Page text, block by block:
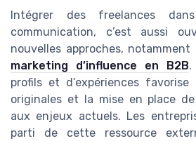
Intégrer des freelances
communication, c’est aussi
nouvelles approches,
marketing d’influence en B2B.
profils et d’expériences favorise
originales et la mise en place
aux enjeux actuels. Les
parti de cette ressource